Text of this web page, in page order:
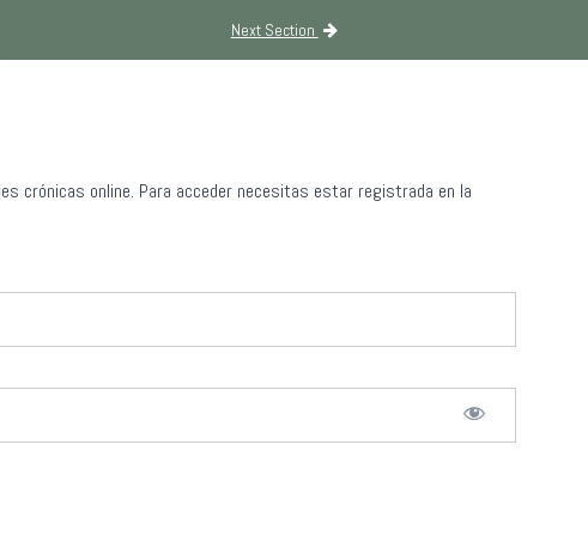
Next Section
crónicas online. Para acceder necesitas estar registrada en la